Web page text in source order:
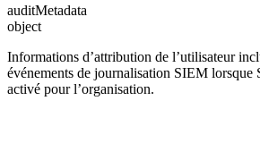
auditMetadata
object
Informations d’attribution de l’utilisateur
événements de journalisation SIEM
activé pour l’organisation.